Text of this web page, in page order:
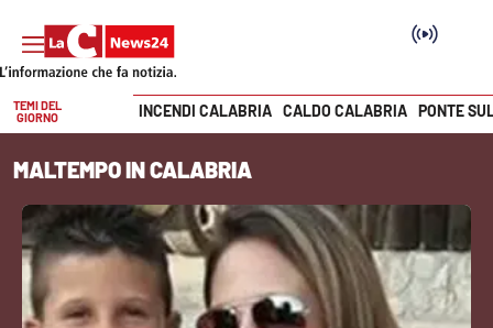
SEZIONI
Cronaca
Politica
Vai
TEMI DEL
GIORNO
INCENDI CALABRIA CALDO CALABRIA PONTE
MALTEMPO IN CALABRIA